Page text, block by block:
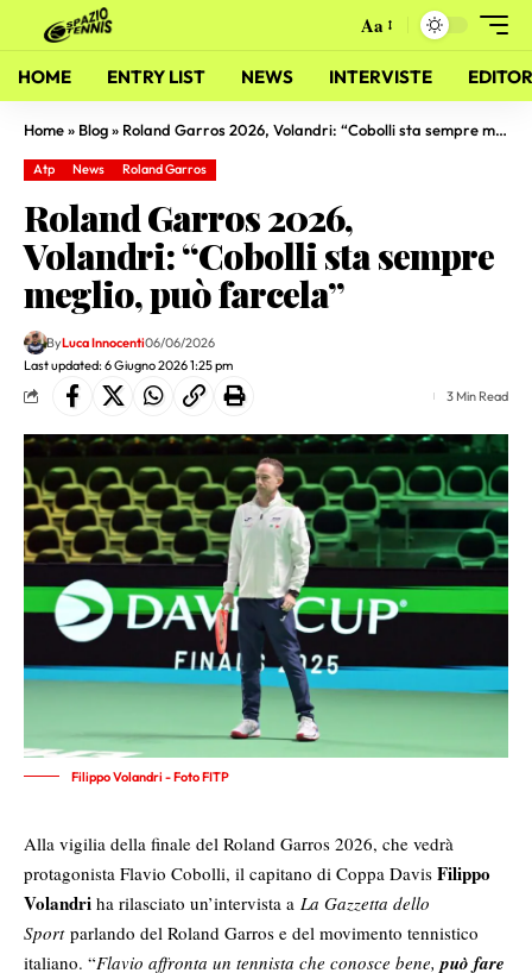
Aa
HOME ENTRY LIST NEWS INTERVISTE
Home» Blog» Roland Garros 2026, Volandri: “Cobolli sta sempre meglio, può farcela”
Atp News Roland Garros
Roland Garros 2026,
Volandri: “Cobolli sta sempre
meglio, può farcela”
Last updated: 6 Giugno 2026 1:25 pm
ByLuca Innocenti06/06/2026
3 Min Read
Filippo Volandri - Foto FITP
Alla vigilia della finale del Roland Garros 2026, che vedrà
protagonista Flavio Cobolli, il capitano di Coppa Davis Filippo
Volandri ha rilasciato un’intervista a La Gazzetta dello
Sport parlando del Roland Garros e del movimento tennistico
italiano. “Flavio affronta un tennista che conosce bene, può fare